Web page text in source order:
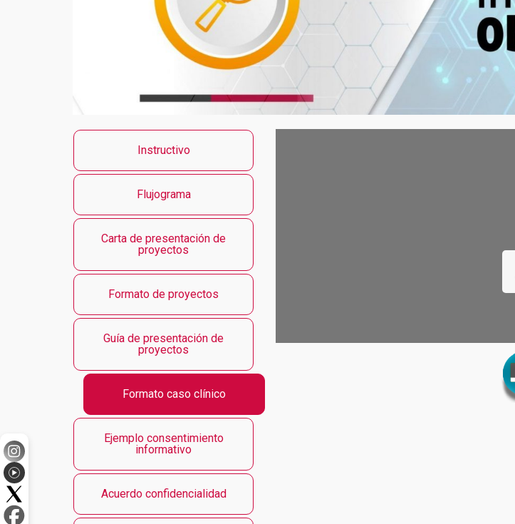
Instructivo
Flujograma
Carta de presentación de
proyectos
Formato de proyectos
Guía de presentación de
proyectos
Formato caso clínico
Ejemplo consentimiento
informativo
Acuerdo confidencialidad